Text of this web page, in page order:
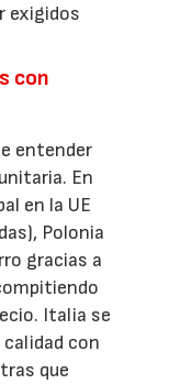
exigidos
con
entender
En
en la UE
Polonia
gracias a
Italia se
con
que